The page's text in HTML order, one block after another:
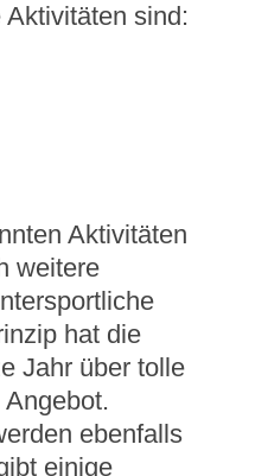
sind:
Aktivitäten
weitere
hat die
Jahr über tolle
ebenfalls
einige